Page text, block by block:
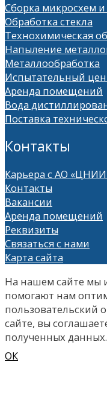
Сборка микросхем
Обработка стекла
Технохимическая
Напыление
Металлообработка
Испытательный
Аренда помещений
Вода
Поставка
Контакты
Карьера с АО «ЦНИИ
Контакты
Вакансии
Аренда помещений
Реквизиты
Связаться с нами
Карта сайта
На нашем сайте мы
помогают нам
пользовательский
сайте, вы
полученных данных.
ОК